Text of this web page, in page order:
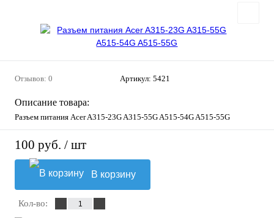
Отзывов: 0 Артикул: 5421
Описание товара:
Разъем питания Acer A315-23G A315-55G A515-54G A515-55G
100 руб. / шт
В корзину
Кол-во: